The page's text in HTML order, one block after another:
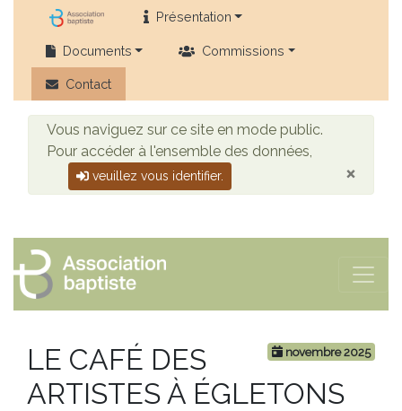
Présentation
Documents Commissions
Contact
Vous naviguez sur ce site en mode public.
Pour accéder à l'ensemble des données,
veuillez vous identifier. ×
novembre 2025
LE CAFÉ DES
ARTISTES À ÉGLETONS